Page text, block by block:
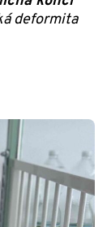
deformita